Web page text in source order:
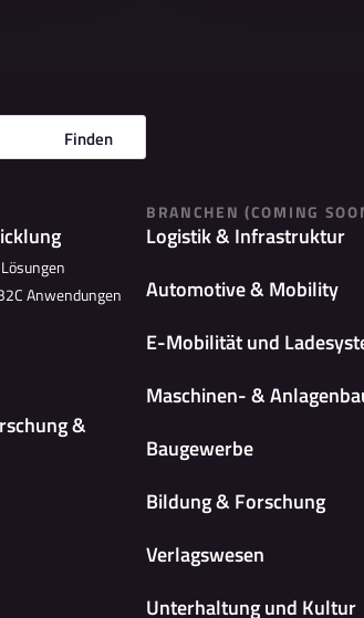
Finden
Anwendungen
&
BRANCHEN (COMING
Logistik & Infrastruktur
Automotive & Mobility
E-Mobilität und
Maschinen- &
Baugewerbe
Bildung & Forschung
Verlagswesen
Unterhaltung und Kultur